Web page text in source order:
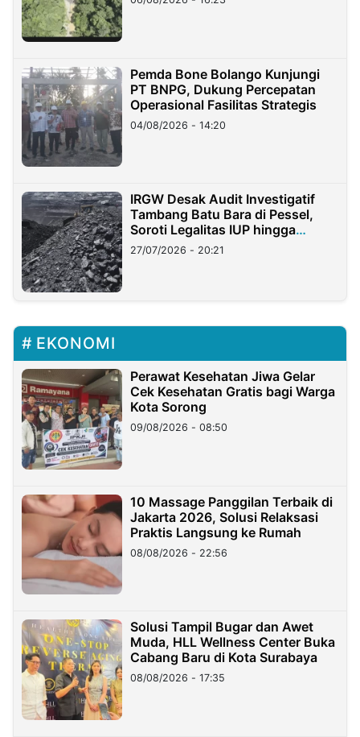
Pemda Bone Bolango Kunjungi
PT BNPG, Dukung Percepatan
Operasional Fasilitas Strategis
04/08/2026 - 14:20
IRGW Desak Audit Investigatif
Tambang Batu Bara di Pessel,
Soroti Legalitas IUP hingga
Stockpile
27/07/2026 - 20:21
EKONOMI
Perawat Kesehatan Jiwa Gelar
Cek Kesehatan Gratis bagi Warga
Kota Sorong
09/08/2026 - 08:50
10 Massage Panggilan Terbaik di
Jakarta 2026, Solusi Relaksasi
Praktis Langsung ke Rumah
08/08/2026 - 22:56
Solusi Tampil Bugar dan Awet
Muda, HLL Wellness Center Buka
Cabang Baru di Kota Surabaya
08/08/2026 - 17:35